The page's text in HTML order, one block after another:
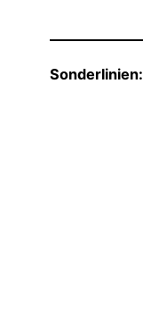
Sonderlinien: